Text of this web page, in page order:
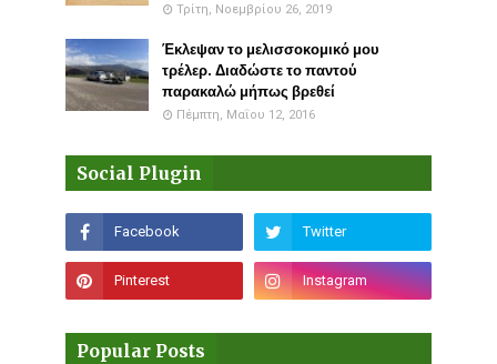
Τρίτη, Νοεμβρίου 26, 2019
Έκλεψαν το μελισσοκομικό μου
τρέλερ. Διαδώστε το παντού
παρακαλώ μήπως βρεθεί
Πέμπτη, Μαΐου 12, 2016
Social Plugin
Popular Posts